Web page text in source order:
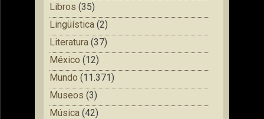
Libros (35)
Lingüística (2)
Literatura (37)
México (12)
Mundo (11.371)
Museos (3)
Música (42)